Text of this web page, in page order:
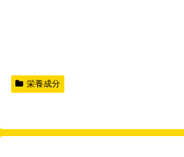
栄養成分